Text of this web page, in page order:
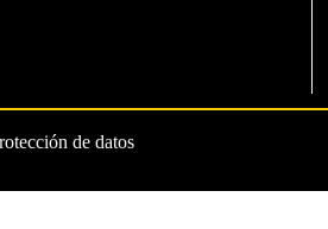
de datos